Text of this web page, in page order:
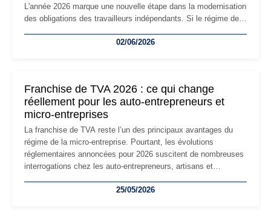
L'année 2026 marque une nouvelle étape dans la modernisation
des obligations des travailleurs indépendants. Si le régime de
les auto-entrepreneurs devront s'adapter à un environnement
02/06/2026
Franchise de TVA 2026 : ce qui change
réellement pour les auto-entrepreneurs et
micro-entreprises
La franchise de TVA reste l’un des principaux avantages du
régime de la micro-entreprise. Pourtant, les évolutions
réglementaires annoncées pour 2026 suscitent de nombreuses
interrogations chez les auto-entrepreneurs, artisans et
facturation ou risque de bascule vers la TVA : les règles
25/05/2026